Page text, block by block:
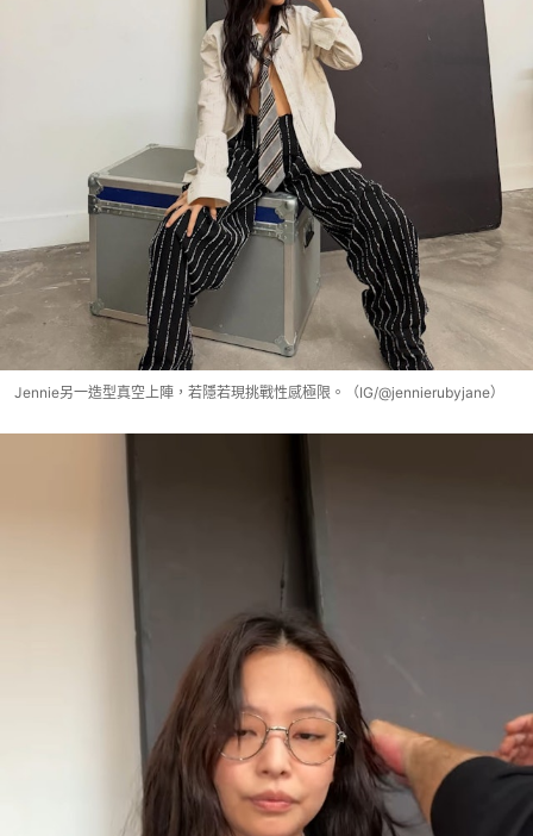
Jennie另一造型真空上陣，若隱若現挑戰性感極限。（IG/@jennierubyjane）